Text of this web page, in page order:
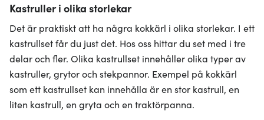
Kastruller i olika storlekar
Det är praktiskt att ha några kokkärl i olika storlekar. I ett
kastrullset får du just det. Hos oss hittar du set med i tre
delar och fler. Olika kastrullset innehåller olika typer av
kastruller, grytor och stekpannor. Exempel på kokkärl
som ett kastrullset kan innehålla är en stor kastrull, en
liten kastrull, en gryta och en traktörpanna.